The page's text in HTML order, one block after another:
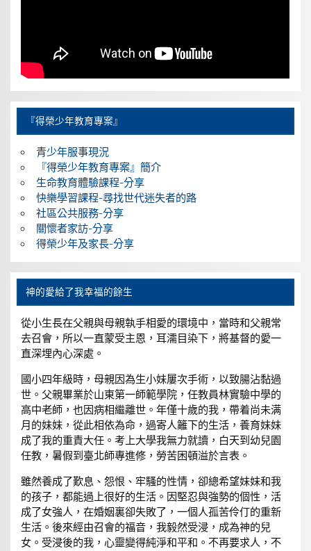
『得榮少年教育專案』
青少年服事現況
『得榮少年教育專案』簡介
生命教育體驗課程-分享
快樂學習課程-尋找世代迷失者的路
社區公共服務-分享
關懷者家訪-分享
得榮少年及家長-分享
神的愛給了我幸福的餘生
從小生長在父親與母親執手相愛的環境中，當時和父親常
去召會，所以一直蒙受主恩，耳濡目染下，將基督的愛一
直深埋內心深處。
國小四年級時，母親因為生小妹屢次手術，以致腸沾黏過
世。父親畢業於山東第一師範學院，任教員林實驗中學的
高中老師，也因病相繼離世。年僅十歲的我，帶着尚未满
月的妹妹，從此相依為命，過寄人籬下的生活，養育妹妹
成了我的重責大任。考上大學我無力就讀，白天到幼兒園
任教，暑假到臺北師專進修，勞苦困頓溢於言表。
雖然養成了歎息、怨恨、牢騷的性情，卻總希望妹妹和我
的孩子，都能過上很好的生活。因堅忍與強勢的個性，活
成了女強人，在婚姻裏卻失敗了，一個人孤苦伶仃的重新
生活。後來經由召會的福音，我毅然受浸，成為神的兒
女。受浸後的我，心靈變得純淨和平和。不再要求人，不